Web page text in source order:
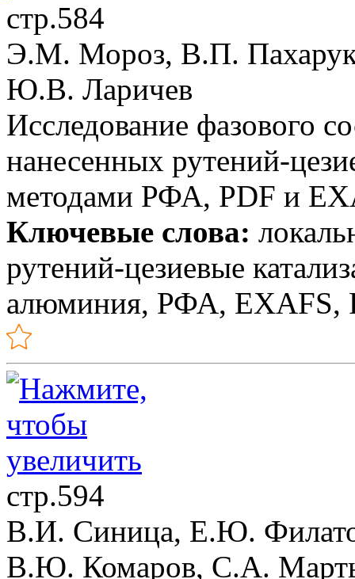
стр.584
Э.М. Мороз, В.П.
Ю.В. Ларичев
Исследование фазового
нанесенных рутений-
методами РФА, PDF и
Ключевые слова:
рутений-цезиевые
алюминия, РФА, EXAFS,
стр.594
В.И. Синица, Е.Ю.
В.Ю. Комаров, С.А.